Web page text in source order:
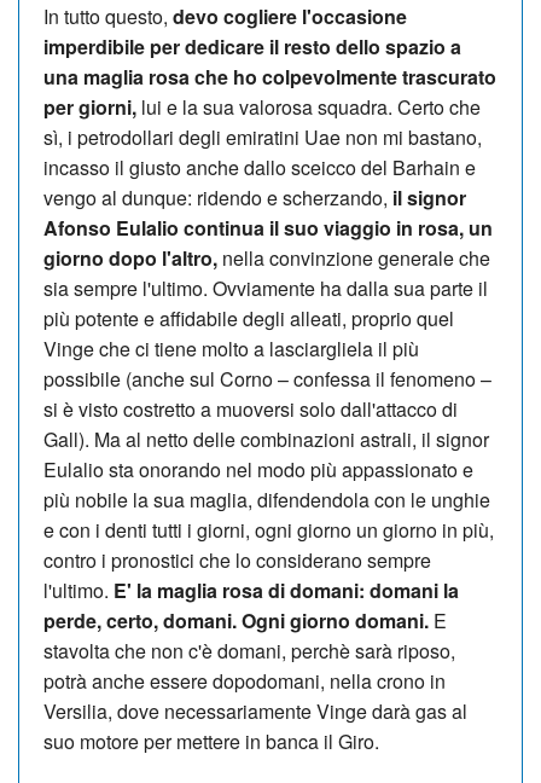
In tutto questo, devo cogliere l'occasione
imperdibile per dedicare il resto dello spazio a
una maglia rosa che ho colpevolmente trascurato
per giorni, lui e la sua valorosa squadra. Certo che
sì, i petrodollari degli emiratini Uae non mi bastano,
incasso il giusto anche dallo sceicco del Barhain e
vengo al dunque: ridendo e scherzando, il signor
Afonso Eulalio continua il suo viaggio in rosa, un
giorno dopo l'altro, nella convinzione generale che
sia sempre l'ultimo. Ovviamente ha dalla sua parte il
più potente e affidabile degli alleati, proprio quel
Vinge che ci tiene molto a lasciargliela il più
possibile (anche sul Corno – confessa il fenomeno –
si è visto costretto a muoversi solo dall'attacco di
Gall). Ma al netto delle combinazioni astrali, il signor
Eulalio sta onorando nel modo più appassionato e
più nobile la sua maglia, difendendola con le unghie
e con i denti tutti i giorni, ogni giorno un giorno in più,
contro i pronostici che lo considerano sempre
l'ultimo. E' la maglia rosa di domani: domani la
perde, certo, domani. Ogni giorno domani. E
stavolta che non c'è domani, perchè sarà riposo,
potrà anche essere dopodomani, nella crono in
Versilia, dove necessariamente Vinge darà gas al
suo motore per mettere in banca il Giro.